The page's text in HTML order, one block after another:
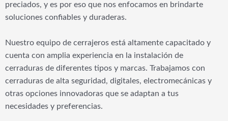
preciados, y es por eso que nos enfocamos en brindarte
soluciones confiables y duraderas.
Nuestro equipo de cerrajeros está altamente capacitado y
cuenta con amplia experiencia en la instalación de
cerraduras de diferentes tipos y marcas. Trabajamos con
cerraduras de alta seguridad, digitales, electromecánicas y
otras opciones innovadoras que se adaptan a tus
necesidades y preferencias.